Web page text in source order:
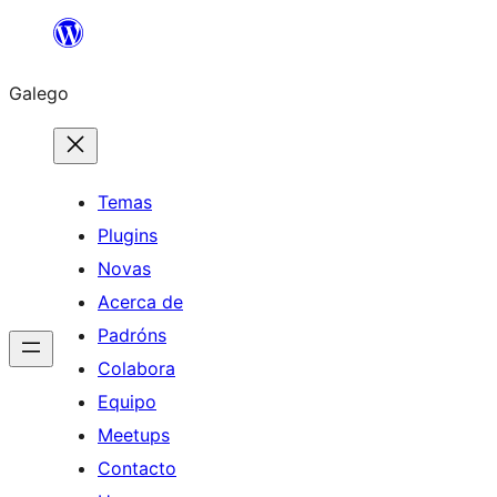
Saltar
contido
Galego
Temas
Plugins
Novas
Acerca de
Padróns
Colabora
Equipo
Meetups
Contacto